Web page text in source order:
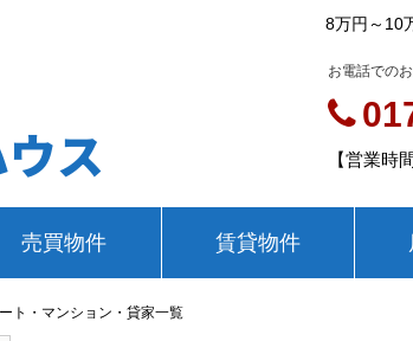
8万円～10
ス
お電話での
【営業時
売買物件 賃貸物件
ト・マンション・貸家一覧